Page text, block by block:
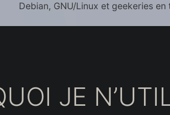
Debian, GNU/Linux et geekeries en
JE